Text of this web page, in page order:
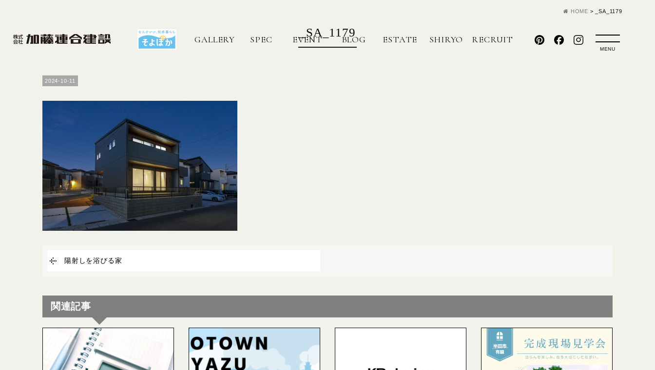
GALLERY SPEC EVENT BLOG ESTATE SHIRYO RECRUIT
HOME > _SA_1179
_SA_1179
2024-10-11
陽射しを浴びる家
関連記事